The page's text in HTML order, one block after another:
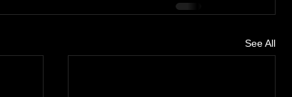
See All